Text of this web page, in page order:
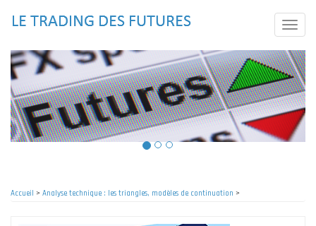
principal
Toggle
Accueil > Analyse technique : les triangles, modèles de continuation >